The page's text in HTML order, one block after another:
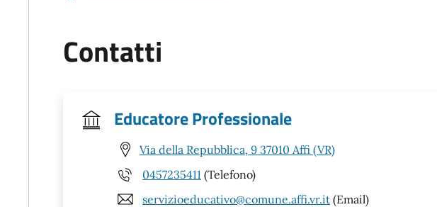
Contatti
Educatore Professionale
Via della Repubblica, 9 37010 Affi (VR)
0457235411 (Telefono)
servizioeducativo@comune.affi.vr.it (Email)